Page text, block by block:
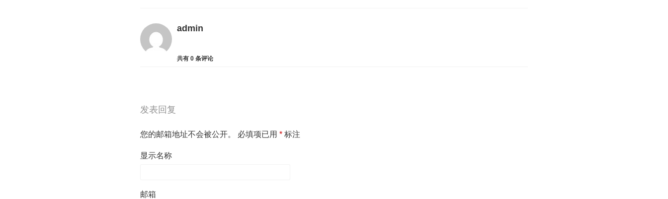
admin
共有 0 条评论
发表回复
您的邮箱地址不会被公开。 必填项已用 * 标注
显示名称
邮箱